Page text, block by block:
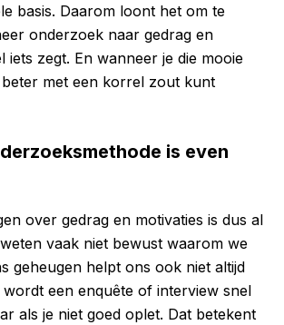
basis. Daarom loont het om te
onderzoek naar gedrag en
zegt. En wanneer je die mooie
met een korrel zout kunt
is even
over gedrag en motivaties is dus al
vaak niet bewust waarom we
geheugen helpt ons ook niet altijd
een enquête of interview snel
als je niet goed oplet. Dat betekent